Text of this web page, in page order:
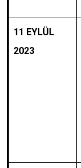
11 EYLÜL
2023